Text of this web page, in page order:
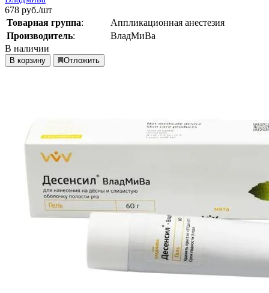
678 руб./шт
Товарная группа:
Аппликационная анестезия
Производитель:
ВладМиВа
В наличии
В корзину Отложить